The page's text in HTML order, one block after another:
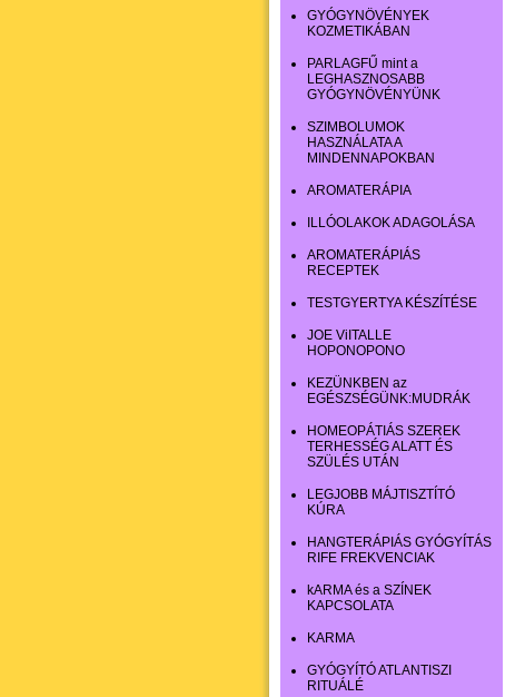
GYÓGYNÖVÉNYEK
KOZMETIKÁBAN
PARLAGFŰ mint a
LEGHASZNOSABB
GYÓGYNÖVÉNYÜNK
SZIMBOLUMOK
HASZNÁLATA A
MINDENNAPOKBAN
AROMATERÁPIA
ILLÓOLAKOK ADAGOLÁSA
AROMATERÁPIÁS
RECEPTEK
TESTGYERTYA KÉSZÍTÉSE
JOE ViITALLE
HOPONOPONO
KEZÜNKBEN az
EGÉSZSÉGÜNK:MUDRÁK
HOMEOPÁTIÁS SZEREK
TERHESSÉG ALATT ÉS
SZÜLÉS UTÁN
LEGJOBB MÁJTISZTÍTÓ
KÚRA
HANGTERÁPIÁS GYÓGYÍTÁS
RIFE FREKVENCIAK
kARMA és a SZÍNEK
KAPCSOLATA
KARMA
GYÓGYÍTÓ ATLANTISZI
RITUÁLÉ